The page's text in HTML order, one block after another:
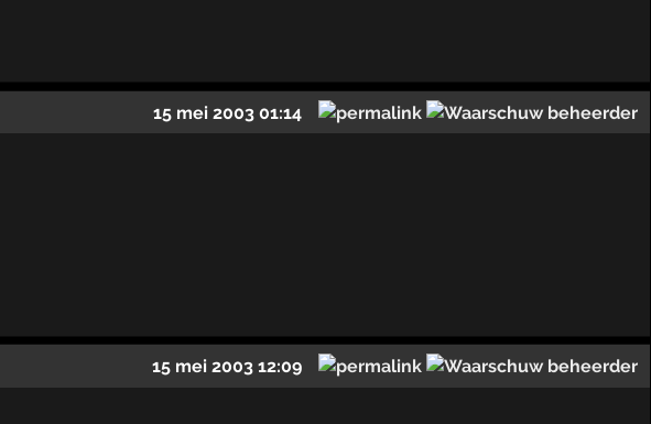
15 mei 2003 01:14
15 mei 2003 12:09